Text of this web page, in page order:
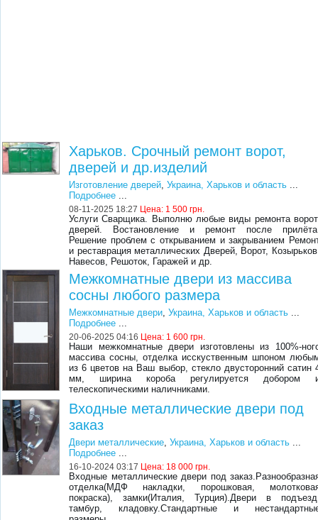
Харьков. Срочный ремонт ворот,
дверей и др.изделий
Изготовление дверей,Украина, Харьков и область ...
Подробнее ...
08-11-2025 18:27 Цена: 1 500 грн.
Услуги Сварщика. Выполню любые виды ремонта
дверей. Востановление и ремонт после
Решение проблем с открыванием и закрыванием
и реставрация металлических Дверей, Ворот,
Навесов, Решоток, Гаражей и др.
Межкомнатные двери из массива
сосны любого размера
Межкомнатные двери,Украина, Харьков и область ...
Подробнее ...
20-06-2025 04:16 Цена: 1 600 грн.
Наши межкомнатные двери изготовлены из 100%-
массива сосны, отделка исскуственным шпоном
из 6 цветов на Ваш выбор, стекло двусторонний сатин
мм, ширина короба регулируется добором
телескопическими наличниками.
Входные металлические двери под
заказ
Двери металлические ,Украина, Харьков и область
Подробнее
16-10-2024 03:17 Цена: 18 000 грн.
Входные металлические двери под
отделка(МДФ накладки, порошковая,
покраска), замки(Италия, Турция).Двери в
тамбур, кладовку.Стандартные и